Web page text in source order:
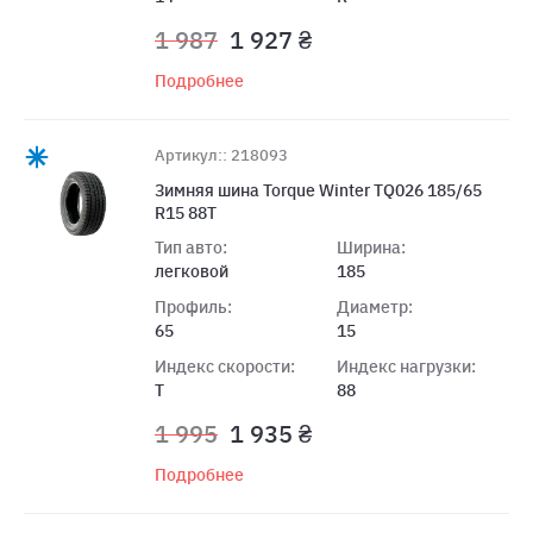
1 987 1 927 ₴
Подробнее
Артикул:: 218093
Зимняя шина Torque Winter TQ026 185/65
R15 88T
Тип авто:
легковой
Профиль:
65
Индекс скорости:
T
Ширина:
185
Диаметр:
15
Индекс нагрузки:
88
1 995 1 935 ₴
Подробнее